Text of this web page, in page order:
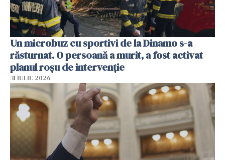
Un microbuz cu sportivi de la Dinamo s-a
răsturnat. O persoană a murit, a fost activat
planul roșu de intervenție
31 IULIE 2026